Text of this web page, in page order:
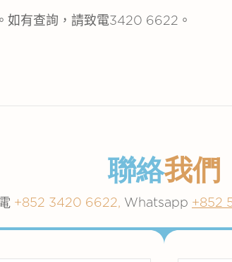
如有查詢，請致電3420 6622 。
聯絡我們
+852 3420 6622, Whatsapp +852